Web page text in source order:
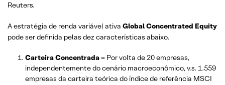
Reuters.
A estratégia de renda variável ativa Global Concentrated Equity
pode ser definida pelas dez características abaixo.
Carteira Concentrada – Por volta de 20 empresas,
independentemente do cenário macroeconômico, v.s. 1.559
empresas da carteira teórica do índice de referência MSCI